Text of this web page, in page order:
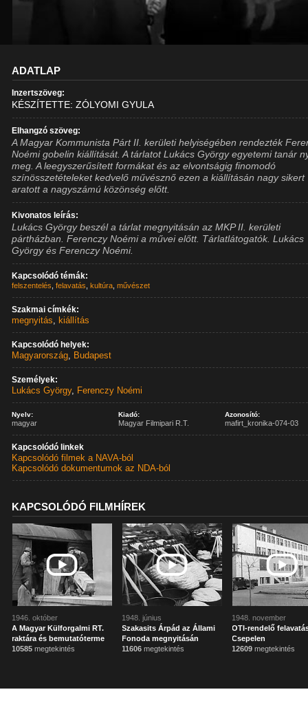
ADATLAP
Inzertszöveg:
KÉSZÍTETTE: ZÓLYOMI GYULA
Elhangzó szöveg:
A Magyar Kommunista Párt II. kerületi helyiségében rendezték
Noémi gobelin kiállítását. A tárlatot Lukács György egyetemi tanár
meg. A leegyszerűsített formákat és az elvontságig finomodó
színösszetételeket kedvelő művésznő ezen a kiállításán nagy sikert
aratott a nagyszámú közönség előtt.
Kivonatos leírás:
Lukács György beszél a tárlat megnyitásán az MKP II. kerületi
pártházban. Ferenczy Noémi a művei előtt. Tárlatlátogatók. Lukács
György és Ferenczy Noémi.
Kapcsolódó témák:
felszentelés ,felavatás ,kultúra ,művészet
Szakmai címkék:
megnyitás, kiállítás
Kapcsolódó helyek:
Magyarország, Budapest
Személyek:
Lukács György, Ferenczy Noémi
Nyelv:
magyar
Kiadó:
Magyar Filmipari R.T.
Azonosító:
mafirt_kronika-074-03
Kapcsolódó linkek
Kapcsolódó filmek a NAVA-ból
Kapcsolódó dokumentumok az NDA-ból
KAPCSOLÓDÓ FILMHÍREK
1946. október
A Magyar Külforgalmi RT.
raktára és bemutatóterme
10585 megtekintés
1948. június
Szakasits Árpád az Állami
Fonoda megnyitásán
11606 megtekintés
1948. november
OTI-rendelő
Csepelen
12609 megtekintés